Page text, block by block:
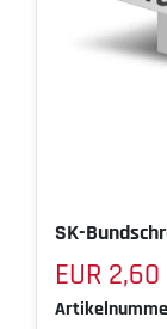
SK-
EUR 2,60